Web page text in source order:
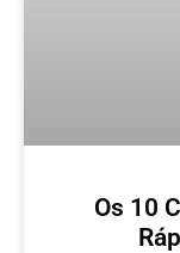
Os 10